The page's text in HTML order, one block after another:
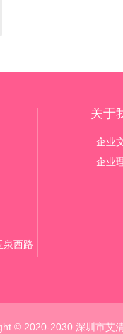
西路
关于
企业
企业
© 2020-2030 深圳市艾